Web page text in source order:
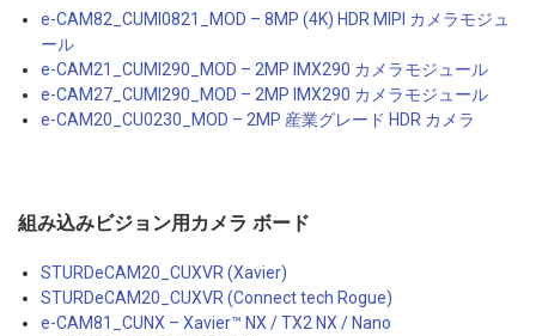
e-CAM82_CUMI0821_MOD – 8MP (4K) HDR MIPI カメラモジュ
ール
e-CAM21_CUMI290_MOD – 2MP IMX290 カメラモジュール
e-CAM27_CUMI290_MOD – 2MP IMX290 カメラモジュール
e-CAM20_CU0230_MOD – 2MP 産業グレード HDR カメラ
組み込みビジョン用カメラ ボード
STURDeCAM20_CUXVR (Xavier)
STURDeCAM20_CUXVR (Connect tech Rogue)
e-CAM81_CUNX – Xavier™ NX / TX2 NX / Nano